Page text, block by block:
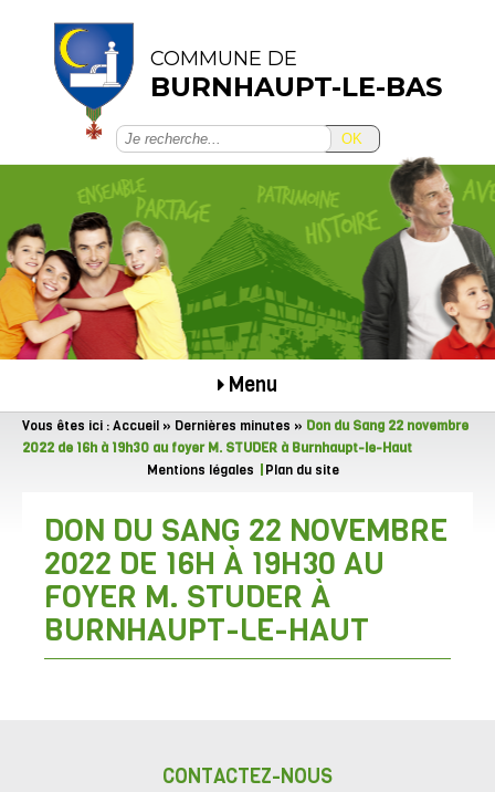
COMMUNE DE
BURNHAUPT-LE-BAS
OK
Menu
Vous êtes ici :Accueil » Dernières minutes » Don du Sang 22 novembre
2022 de 16h à 19h30 au foyer M. STUDER à Burnhaupt-le-Haut
Mentions légales
Plan du site
DON DU SANG 22 NOVEMBRE
2022 DE 16H À 19H30 AU
FOYER M. STUDER À
BURNHAUPT-LE-HAUT
CONTACTEZ-NOUS